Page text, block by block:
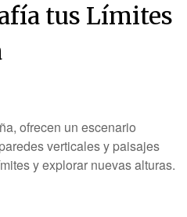
tus Límites
ofrecen un escenario
verticales y paisajes
y explorar nuevas alturas.